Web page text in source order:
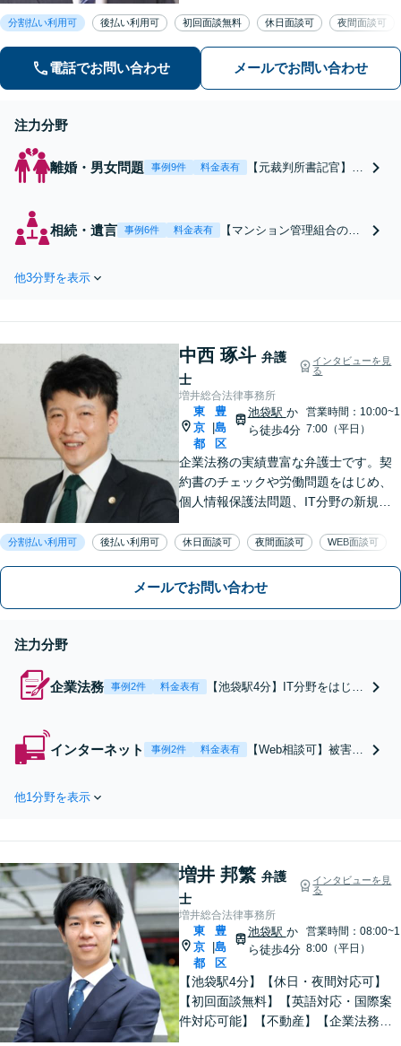
の相談も可能 ぜひ一度ご相談くださ
い。
分割払い利用可 後払い利用可 初回面談無料 休日面談可 夜間面談可
電話でお問い合わせ メールでお問い合わせ
注力分野
離婚・男女問題 事例9件 料金表有
【元裁判所書記官】有
方は今すぐご相談を！
イス【子連れ相談可】
相続・遺言 事例6件 料金表有
【マンション管理組合の顧
経験と知識。不動産の価値
込みについての相談も多
数。後見など高齢者の問題
にも対応可
他3分野を表示
中西 琢斗 弁護
士
インタビューを見
る
増井総合法律事務所
東
京
都
豊
島
区
池袋駅 か
ら徒歩4分
営業時間：10:00~1
7:00（平日）
企業法務の実績豊富な弁護士です。契
約書のチェックや労働問題をはじめ、
個人情報保護法問題、IT分野の新規サ
の対応経験あり。迅速なレスポンス・
【Web相談可】
分割払い利用可 後払い利用可 休日面談可 夜間面談可 WEB面談可
メールでお問い合わせ
注力分野
企業法務 事例2件 料金表有
【池袋駅4分】IT分野をはじ
や取引先とのトラブル対応、
労働問題まで幅広く対応しま
インターネット 事例2件 料金表有
【Web相談可】被害者
賠償請求や示談交渉
スピード対応で最善の
解決を目指します【池
袋4分】企業の書き込
み被害のご相談にも対
応
他1分野を表示
増井 邦繁 弁護
士
インタビューを見
る
増井総合法律事務所
東
京
都
豊
島
区
池袋駅 か
ら徒歩4分
営業時間：08:00~1
8:00（平日）
【池袋駅4分】【休日・夜間対応可】
【初回面談無料】【英語対応・国際案
件対応可能】【不動産】【企業法務】